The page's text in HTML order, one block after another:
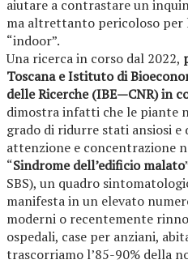
aiutare a contrastare un
ma altrettanto pericoloso per
“indoor”.
Una ricerca in corso dal 2022,
Toscana e Istituto di
delle Ricerche (IBE—CNR) in
dimostra infatti che le piante
grado di ridurre stati ansiosi e
attenzione e concentrazione
“Sindrome dell’edificio malato
SBS), un quadro
manifesta in un elevato
moderni o recentemente
ospedali, case per anziani,
trascorriamo l’85-90% della